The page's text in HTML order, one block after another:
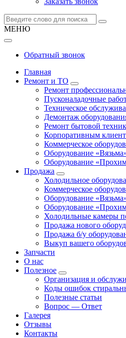
МЕНЮ
Обратный звонок
Главная
Ремонт и ТО
Ремонт
Пусконаладочные
Техническое
Демонтаж
Ремонт бытовой
Корпоративным
Коммерческое
Оборудование
Оборудование
Продажа
Холодильное
Коммерческое
Оборудование
Оборудование
Холодильные камеры
Продажа нового
Продажа б/у
Выкуп вашего
Запчасти
О нас
Полезное
Организация и
Коды ошибок
Полезные статьи
Вопрос — Ответ
Галерея
Отзывы
Контакты